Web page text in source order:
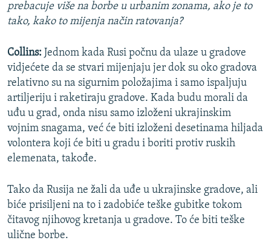
prebacuje više na borbe u urbanim zonama, ako je to
tako, kako to mijenja način ratovanja?
Collins: Jednom kada Rusi počnu da ulaze u gradove
vidjećete da se stvari mijenjaju jer dok su oko gradova
relativno su na sigurnim položajima i samo ispaljuju
artiljeriju i raketiraju gradove. Kada budu morali da
uđu u grad, onda nisu samo izloženi ukrajinskim
vojnim snagama, već će biti izloženi desetinama hiljada
volontera koji će biti u gradu i boriti protiv ruskih
elemenata, takođe.
Tako da Rusija ne žali da uđe u ukrajinske gradove, ali
biće prisiljeni na to i zadobiće teške gubitke tokom
čitavog njihovog kretanja u gradove. To će biti teške
ulične borbe.